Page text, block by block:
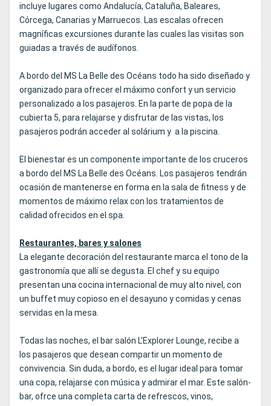
incluye lugares como Andalucía, Cataluña, Baleares,
Córcega, Canarias y Marruecos. Las escalas ofrecen
magníficas excursiones durante las cuales las visitas son
guiadas a través de audífonos.
A bordo del MS La Belle des Océans todo ha sido diseñado y
organizado para ofrecer el máximo confort y un servicio
personalizado a los pasajeros. En la parte de popa de la
cubierta 5, para relajarse y disfrutar de las vistas, los
pasajeros podrán acceder al solárium y a la piscina.
El bienestar es un componente importante de los cruceros
a bordo del MS La Belle des Océans. Los pasajeros tendrán
ocasión de mantenerse en forma en la sala de fitness y de
momentos de máximo relax con los tratamientos de
calidad ofrecidos en el spa.
Restaurantes, bares y salones
La elegante decoración del restaurante marca el tono de la
gastronomía que allí se degusta. El chef y su equipo
presentan una cocina internacional de muy alto nivel, con
un buffet muy copioso en el desayuno y comidas y cenas
servidas en la mesa.
Todas las noches, el bar salón L'Explorer Lounge, recibe a
los pasajeros que desean compartir un momento de
convivencia. Sin duda, a bordo, es el lugar ideal para tomar
una copa, relajarse con música y admirar el mar. Este salón-
bar, ofrce una completa carta de refrescos, vinos,